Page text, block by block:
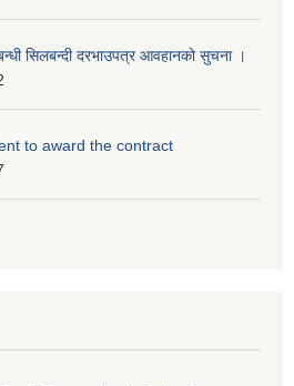
सिलबन्दी दरभाउपत्र आवहानको सुचना ।
to award the contract